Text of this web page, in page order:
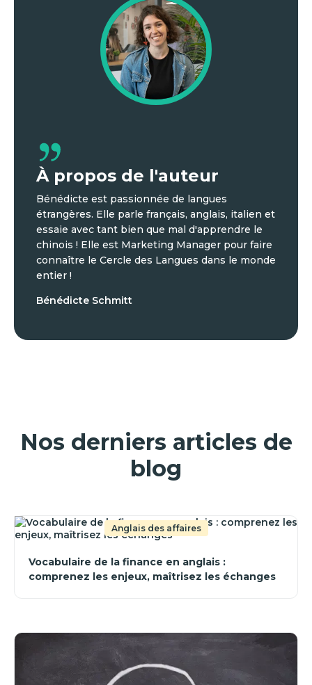
À propos de l'auteur
Bénédicte est passionnée de langues
étrangères. Elle parle français, anglais, italien et
essaie avec tant bien que mal d'apprendre le
chinois ! Elle est Marketing Manager pour faire
connaître le Cercle des Langues dans le monde
entier !
Bénédicte Schmitt
Nos derniers articles de
blog
Anglais des affaires
Vocabulaire de la finance en anglais :
comprenez les enjeux, maîtrisez les échanges